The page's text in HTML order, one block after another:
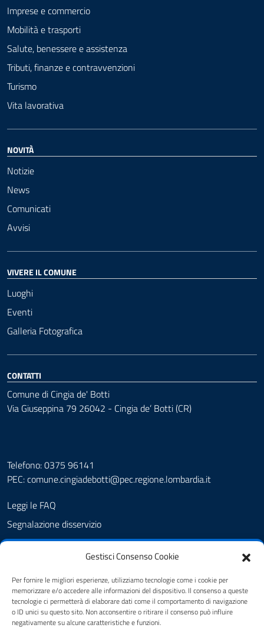
Gestisci Consenso Cookie
Per fornire le migliori esperienze, utilizziamo tecnologie come i cookie per
memorizzare e/o accedere alle informazioni del dispositivo. Il consenso a queste
tecnologie ci permetterà di elaborare dati come il comportamento di navigazione
o ID unici su questo sito. Non acconsentire o ritirare il consenso può influire
negativamente su alcune caratteristiche e funzioni.
Imprese e commercio
Mobilità e trasporti
Salute, benessere e assistenza
Tributi, finanze e contravvenzioni
Turismo
Vita lavorativa
NOVITÀ
Notizie
News
Comunicati
Avvisi
VIVERE IL COMUNE
Luoghi
Eventi
Galleria Fotografica
CONTATTI
Comune di Cingia de' Botti
Via Giuseppina 79 26042 - Cingia de’ Botti (CR)
Telefono: 0375 96141
PEC:comune.cingiadebotti@pec.regione.lombardia.it
Leggi le FAQ
Segnalazione disservizio
Prenotazione appuntamento
Amministrazione trasparente
Informativa privacy
Note legali